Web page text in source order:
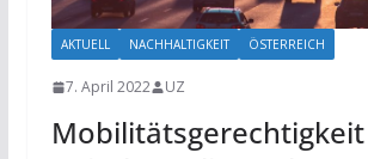
AKTUELL NACHHALTIGKEIT ÖSTERREICH
7. April 2022 UZ
Mobilitätsgerechtigkeit